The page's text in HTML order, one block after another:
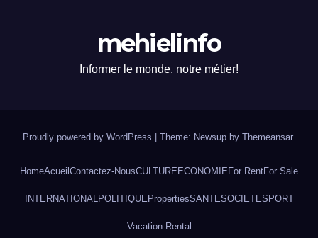
mehielinfo
Informer le monde, notre métier!
Proudly powered by WordPress Theme: Newsup by Themeansar.
HomeAcueil Contactez-NousCULTURE ECONOMIE For RentFor Sale
INTERNATIONALPOLITIQUE PropertiesSANTESOCIETESPORT
Vacation Rental